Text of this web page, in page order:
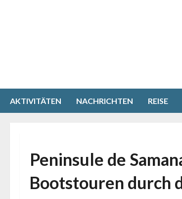
AKTIVITÄTEN NACHRICHTEN REISE
Peninsule de
Bootstouren durch